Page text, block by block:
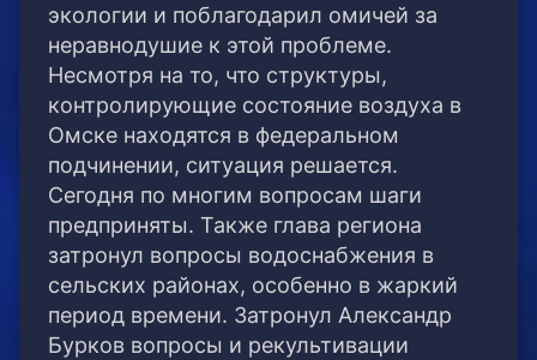
экологии и поблагодарил омичей за
неравнодушие к этой проблеме.
Несмотря на то, что структуры,
контролирующие состояние воздуха в
Омске находятся в федеральном
подчинении, ситуация решается.
Сегодня по многим вопросам шаги
предприняты. Также глава региона
затронул вопросы водоснабжения в
сельских районах, особенно в жаркий
период времени. Затронул Александр
Бурков вопросы и рекультивации